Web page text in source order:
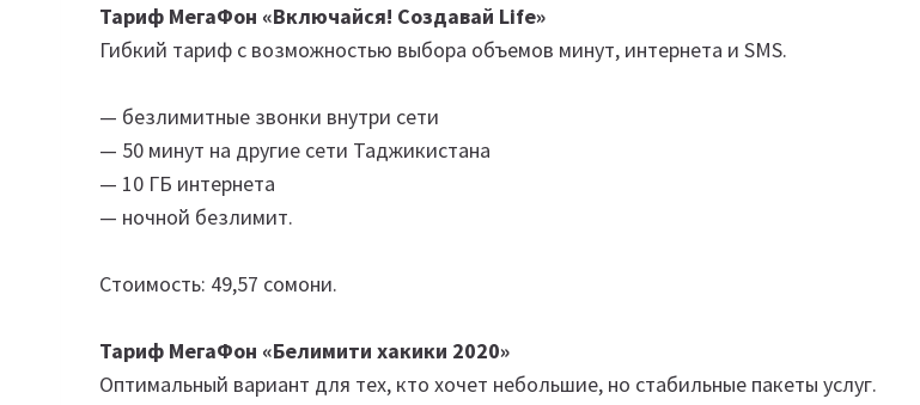
Тариф МегаФон «Включайся! Создавай Life»
Гибкий тариф с возможностью выбора объемов минут, интернета и SMS.
— безлимитные звонки внутри сети
— 50 минут на другие сети Таджикистана
— 10 ГБ интернета
— ночной безлимит.
Стоимость: 49,57 сомони.
Тариф МегаФон «Белимити хакики 2020»
Оптимальный вариант для тех, кто хочет небольшие, но стабильные пакеты услуг.